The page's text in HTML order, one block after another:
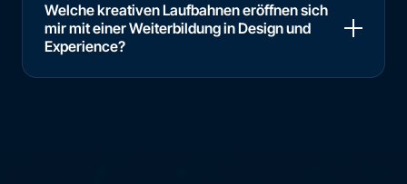
Welche kreativen Laufbahnen eröffnen sich
mir mit einer Weiterbildung in Design und
Experience?